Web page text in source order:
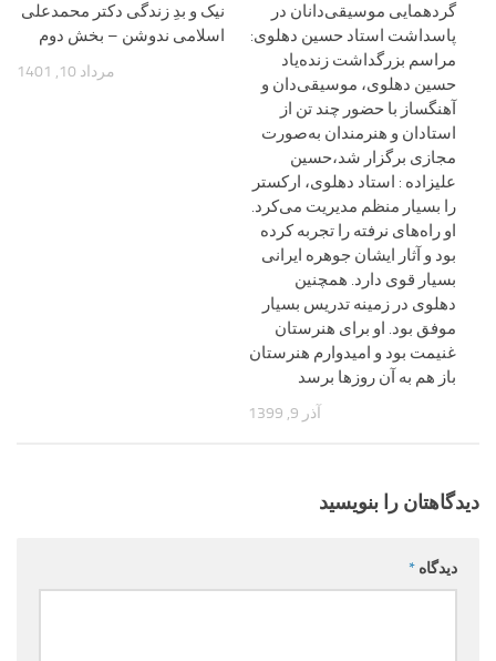
نیک و بدِ زندگی دکتر محمدعلی
اسلامی ‌ندوشن – بخش دوم
مرداد 10, 1401
گردهمایی موسیقی‌دانان در
پاسداشت استاد حسین دهلوی:
مراسم بزرگداشت زنده‌یاد
حسین دهلوی، موسیقی‌دان و
آهنگساز با حضور چند تن از
استادان و هنرمندان به‌صورت
مجازی برگزار شد،حسین
علیزاده : استاد دهلوی، ارکستر
را بسیار منظم مدیریت می‌کرد.
او راه‌های نرفته را تجربه کرده
بود و آثار ایشان جوهره ایرانی
بسیار قوی دارد. همچنین
دهلوی در زمینه تدریس بسیار
موفق بود. او برای هنرستان
غنیمت بود و امیدوارم هنرستان
باز هم به آن روزها برسد‌
آذر 9, 1399
دیدگاهتان را بنویسید
دیدگاه *